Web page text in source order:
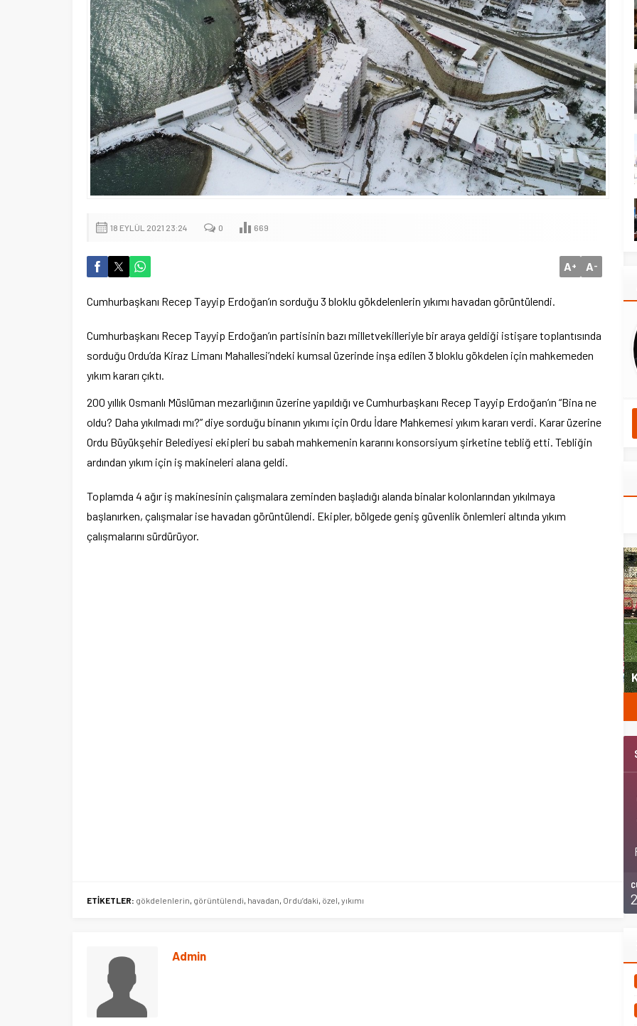
18 EYLÜL 2021 23:24 0 669
A+ A-
Cumhurbaşkanı Recep Tayyip Erdoğan’ın sorduğu 3 bloklu gökdelenlerin yıkımı havadan görüntülendi.
Cumhurbaşkanı Recep Tayyip Erdoğan’ın partisinin bazı milletvekilleriyle bir araya geldiği istişare toplantısında
sorduğu Ordu’da Kiraz Limanı Mahallesi’ndeki kumsal üzerinde inşa edilen 3 bloklu gökdelen için mahkemeden
yıkım kararı çıktı.
200 yıllık Osmanlı Müslüman mezarlığının üzerine yapıldığı ve Cumhurbaşkanı Recep Tayyip Erdoğan’ın “Bina ne
oldu? Daha yıkılmadı mı?” diye sorduğu binanın yıkımı için Ordu İdare Mahkemesi yıkım kararı verdi. Karar üzerine
Ordu Büyükşehir Belediyesi ekipleri bu sabah mahkemenin kararını konsorsiyum şirketine tebliğ etti. Tebliğin
ardından yıkım için iş makineleri alana geldi.
Toplamda 4 ağır iş makinesinin çalışmalara zeminden başladığı alanda binalar kolonlarından yıkılmaya
başlanırken, çalışmalar ise havadan görüntülendi. Ekipler, bölgede geniş güvenlik önlemleri altında yıkım
çalışmalarını sürdürüyor.
ETİKETLER: gökdelenlerin görüntülendi havadan Ordu’daki özel yıkımı
Admin